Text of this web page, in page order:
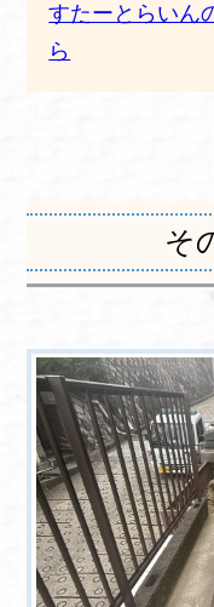
すたーとらいん
ら
そ